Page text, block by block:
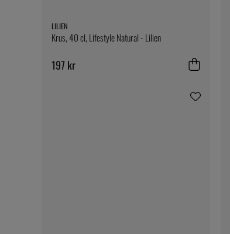
LILIEN
Krus, 40 cl, Lifestyle Natural - Lilien
197 kr